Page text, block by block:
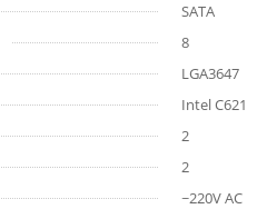
SATA
8
LGA3647
Intel C621
2
2
~220V AC